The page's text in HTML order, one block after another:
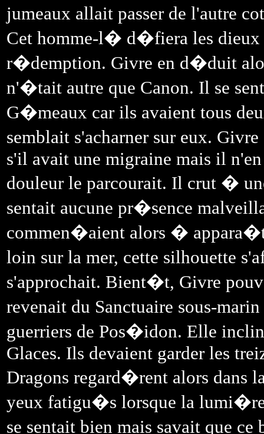
jumeaux allait passer de l'autre
Cet homme-l� d�fiera les dieux
r�demption. Givre en d�duit
n'�tait autre que Canon. Il se
G�meaux car ils avaient tous
semblait s'acharner sur eux.
s'il avait une migraine mais il
douleur le parcourait. Il crut �
sentait aucune pr�sence
commen�aient alors �
loin sur la mer, cette silhouette
s'approchait. Bient�t, Givre
revenait du Sanctuaire sous-
guerriers de Pos�idon. Elle
Glaces. Ils devaient garder les
Dragons regard�rent alors
yeux fatigu�s lorsque la lumi�re
se sentait bien mais savait que